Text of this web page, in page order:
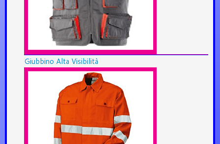
Giubbino Alta Visibilità